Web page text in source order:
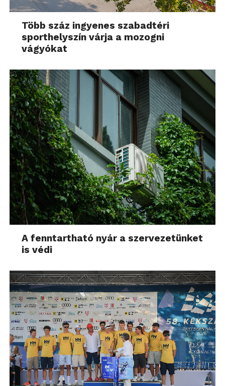
Több száz ingyenes szabadtéri
sporthelyszín várja a mozogni
vágyókat
A fenntartható nyár a szervezetünket
is védi